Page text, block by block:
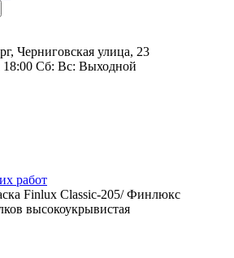
Черниговская улица, 23
Сб: Вс: Выходной
работ
Finlux Classic-205/ Финлюкс
высокоукрывистая